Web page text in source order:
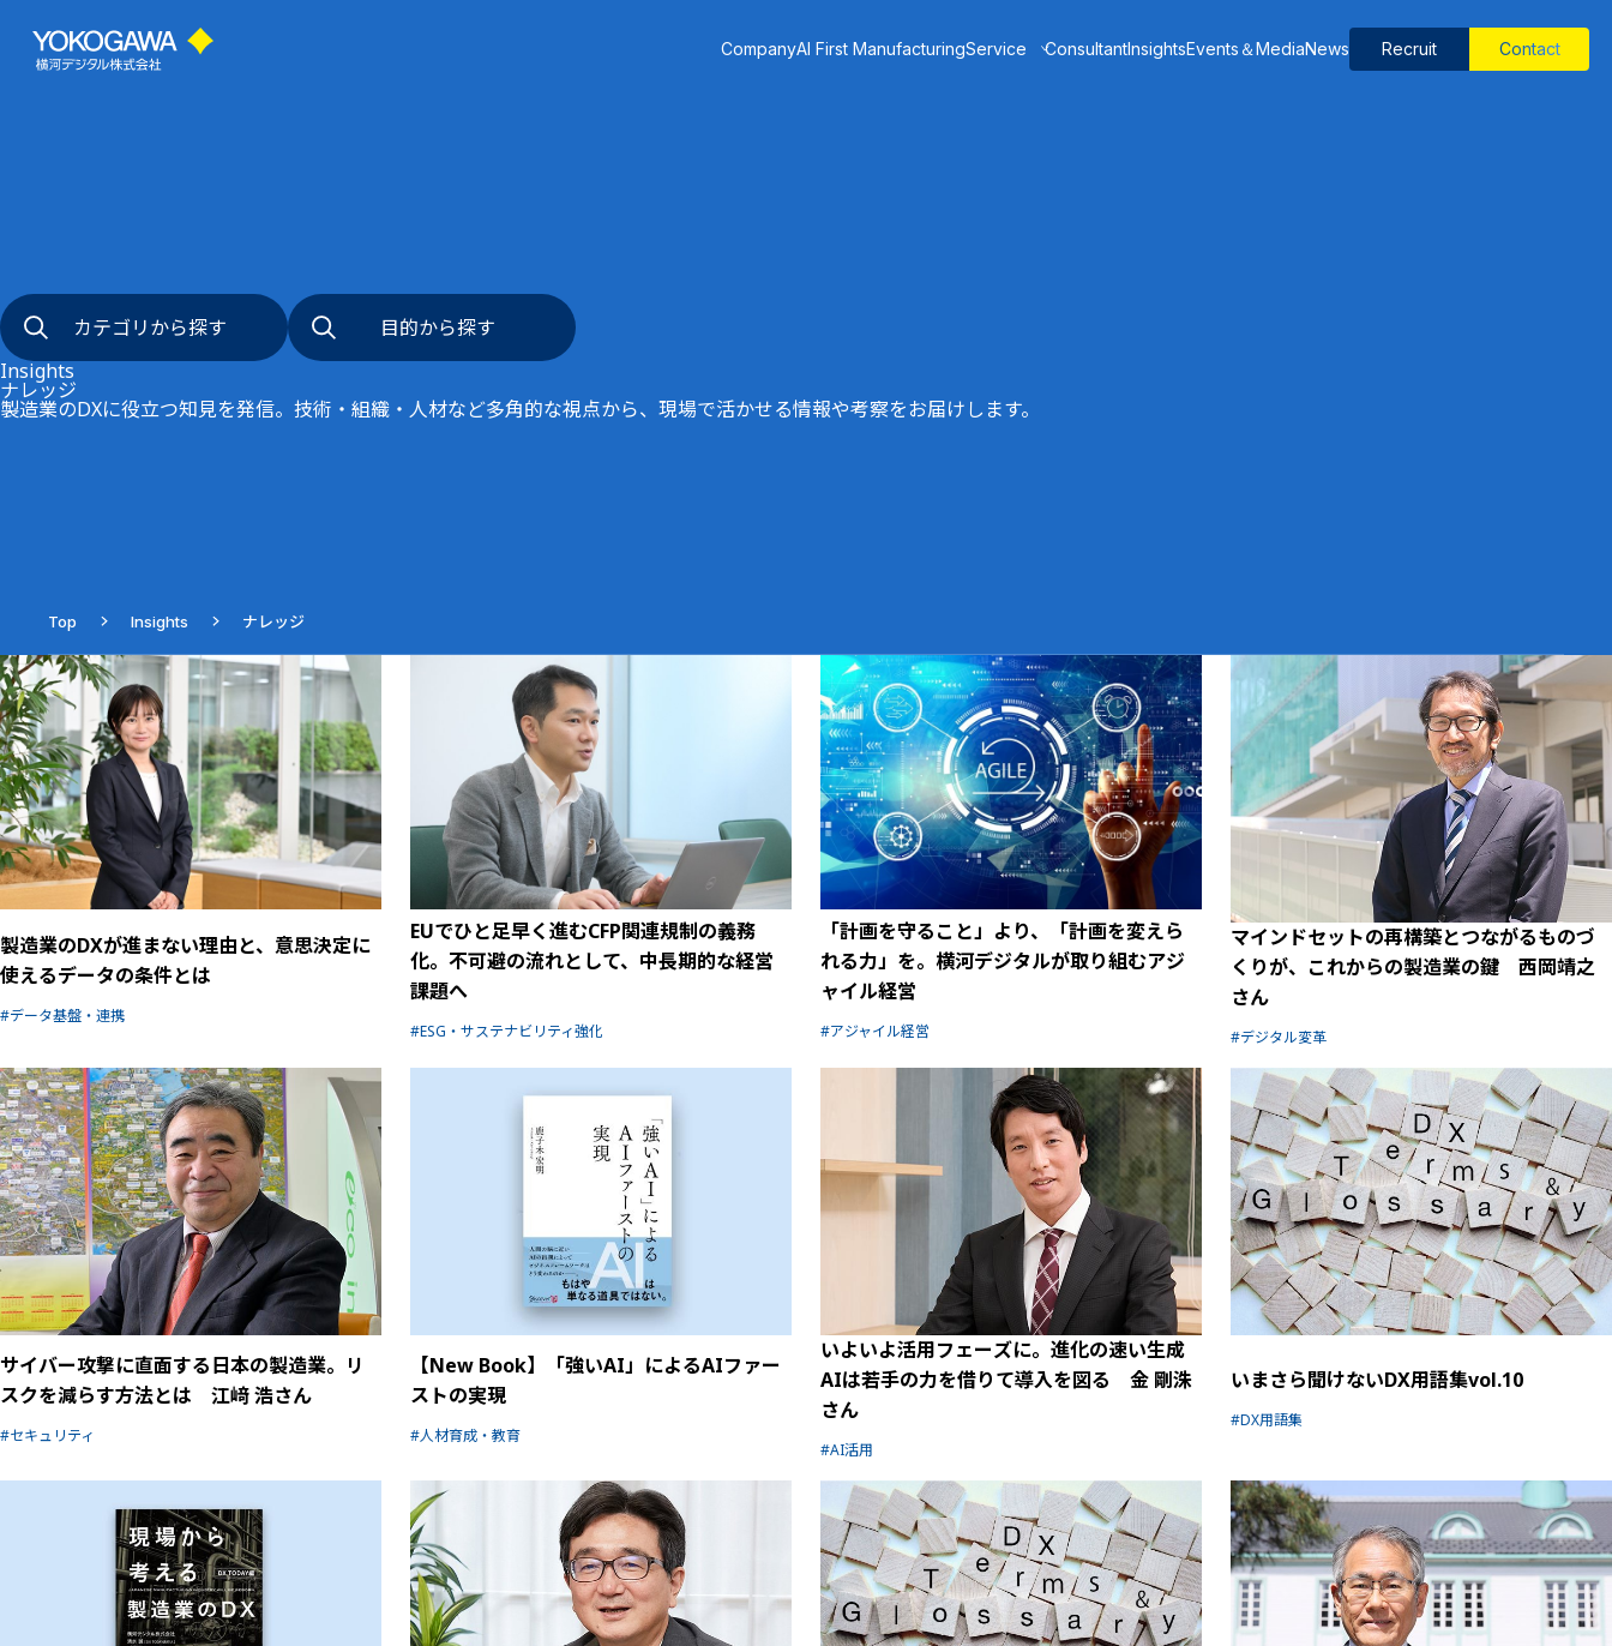
CompanyAI First ManufacturingService ConsultantInsightsEvents＆MediaNews Recruit Contact
カテゴリから探す 目的から探す
生産性向上
DX用語集
FKDPP
AI活用
Insights
ナレッジ
製造業のDXに役立つ知見を発信。技術・組織・人材など多角的な視点から、現場で活かせる情報や考察をお届けします。
Top Insights ナレッジ
製造業のDXが進まない理由と、意思決定に
使えるデータの条件とは
データ基盤・連携
EUでひと足早く進むCFP関連規制の義務
化。不可避の流れとして、中長期的な経営
課題へ
ESG・サステナビリティ強化
「計画を守ること」より、「計画を変えら
れる力」を。横河デジタルが取り組むアジ
ャイル経営
アジャイル経営
マインドセットの再構築とつながるものづ
くりが、これからの製造業の鍵 西岡靖之
さん
デジタル変革
サイバー攻撃に直面する日本の製造業。リ
スクを減らす方法とは 江﨑 浩さん
セキュリティ
【New Book】「強いAI」によるAIファー
ストの実現
人材育成・教育
いよいよ活用フェーズに。進化の速い生成
AIは若手の力を借りて導入を図る 金 剛洙
さん
AI活用
いまさら聞けないDX用語集vol.10
DX用語集